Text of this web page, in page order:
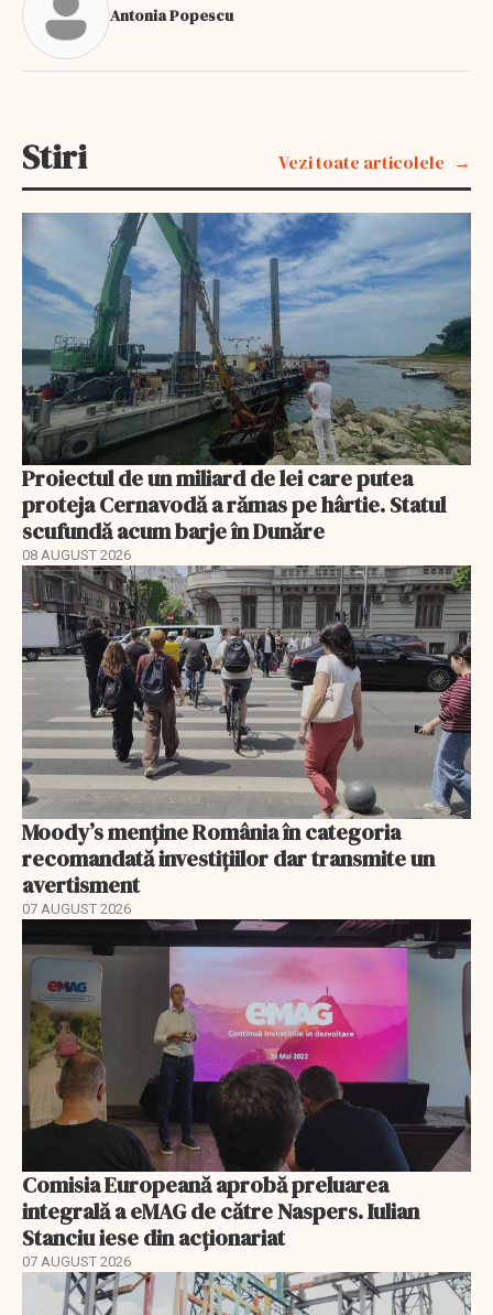
Antonia Popescu
Stiri Vezi toate articolele
Proiectul de un miliard de lei care putea
proteja Cernavodă a rămas pe hârtie. Statul
scufundă acum barje în Dunăre
08 AUGUST 2026
Moody’s menține România în categoria
recomandată investițiilor dar transmite un
avertisment
07 AUGUST 2026
Comisia Europeană aprobă preluarea
integrală a eMAG de către Naspers. Iulian
Stanciu iese din acționariat
07 AUGUST 2026